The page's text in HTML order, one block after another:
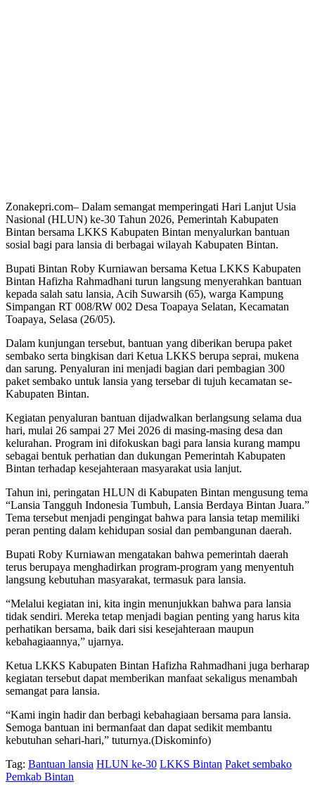
Zonakepri.com– Dalam semangat memperingati Hari Lanjut Usia
Nasional (HLUN) ke-30 Tahun 2026, Pemerintah Kabupaten
Bintan bersama LKKS Kabupaten Bintan menyalurkan bantuan
sosial bagi para lansia di berbagai wilayah Kabupaten Bintan.
Bupati Bintan Roby Kurniawan bersama Ketua LKKS Kabupaten
Bintan Hafizha Rahmadhani turun langsung menyerahkan bantuan
kepada salah satu lansia, Acih Suwarsih (65), warga Kampung
Simpangan RT 008/RW 002 Desa Toapaya Selatan, Kecamatan
Toapaya, Selasa (26/05).
Dalam kunjungan tersebut, bantuan yang diberikan berupa paket
sembako serta bingkisan dari Ketua LKKS berupa seprai, mukena
dan sarung. Penyaluran ini menjadi bagian dari pembagian 300
paket sembako untuk lansia yang tersebar di tujuh kecamatan se-
Kabupaten Bintan.
Kegiatan penyaluran bantuan dijadwalkan berlangsung selama dua
hari, mulai 26 sampai 27 Mei 2026 di masing-masing desa dan
kelurahan. Program ini difokuskan bagi para lansia kurang mampu
sebagai bentuk perhatian dan dukungan Pemerintah Kabupaten
Bintan terhadap kesejahteraan masyarakat usia lanjut.
Tahun ini, peringatan HLUN di Kabupaten Bintan mengusung tema
“Lansia Tangguh Indonesia Tumbuh, Lansia Berdaya Bintan Juara.”
Tema tersebut menjadi pengingat bahwa para lansia tetap memiliki
peran penting dalam kehidupan sosial dan pembangunan daerah.
Bupati Roby Kurniawan mengatakan bahwa pemerintah daerah
terus berupaya menghadirkan program-program yang menyentuh
langsung kebutuhan masyarakat, termasuk para lansia.
“Melalui kegiatan ini, kita ingin menunjukkan bahwa para lansia
tidak sendiri. Mereka tetap menjadi bagian penting yang harus kita
perhatikan bersama, baik dari sisi kesejahteraan maupun
kebahagiaannya,” ujarnya.
Ketua LKKS Kabupaten Bintan Hafizha Rahmadhani juga berharap
kegiatan tersebut dapat memberikan manfaat sekaligus menambah
semangat para lansia.
“Kami ingin hadir dan berbagi kebahagiaan bersama para lansia.
Semoga bantuan ini bermanfaat dan dapat sedikit membantu
kebutuhan sehari-hari,” tuturnya.(Diskominfo)
Tag: Bantuan lansia HLUN ke-30 LKKS Bintan Paket sembako
Pemkab Bintan